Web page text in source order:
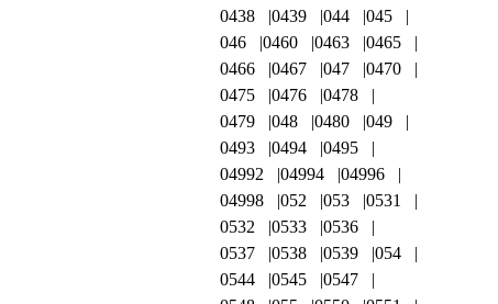
0438
0439 044
045
046
0460 0463
0465
0466
0467 047
0470
0475
0476
0478
0479
048 0480
049
0493
0494
0495
04992
04994
04996
04998
052 053
0531
0532
0533
0536
0537
0538 0539
054
0544
0545
0547